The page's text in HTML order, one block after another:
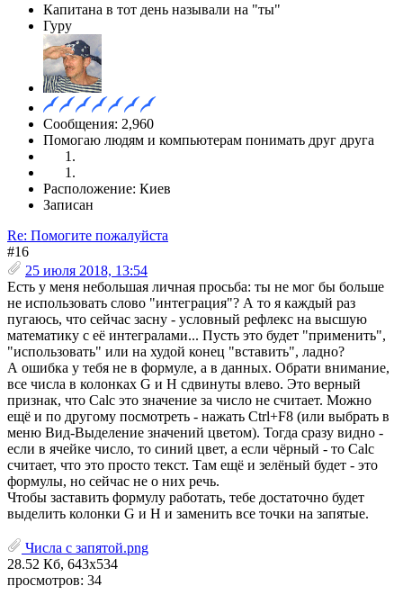
Капитана в тот день называли на "ты"
Гуру
Сообщения: 2,960
Помогаю людям и компьютерам понимать друг друга
Расположение: Киев
Записан
Re: Помогите пожалуйста
#16
25 июля 2018, 13:54
Есть у меня небольшая личная просьба: ты не мог бы больше
не использовать слово "интеграция"? А то я каждый раз
пугаюсь, что сейчас засну - условный рефлекс на высшую
математику с её интегралами... Пусть это будет "применить",
"использовать" или на худой конец "вставить", ладно?
А ошибка у тебя не в формуле, а в данных. Обрати внимание,
все числа в колонках G и H сдвинуты влево. Это верный
признак, что Calc это значение за число не считает. Можно
ещё и по другому посмотреть - нажать Ctrl+F8 (или выбрать в
меню Вид-Выделение значений цветом). Тогда сразу видно -
если в ячейке число, то синий цвет, а если чёрный - то Calc
считает, что это просто текст. Там ещё и зелёный будет - это
формулы, но сейчас не о них речь.
Чтобы заставить формулу работать, тебе достаточно будет
выделить колонки G и H и заменить все точки на запятые.
Числа с запятой.png
28.52 Кб, 643x534
просмотров: 34